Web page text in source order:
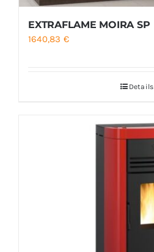
EXTRAFLAME MOIRA SP
1640,83 €
Details